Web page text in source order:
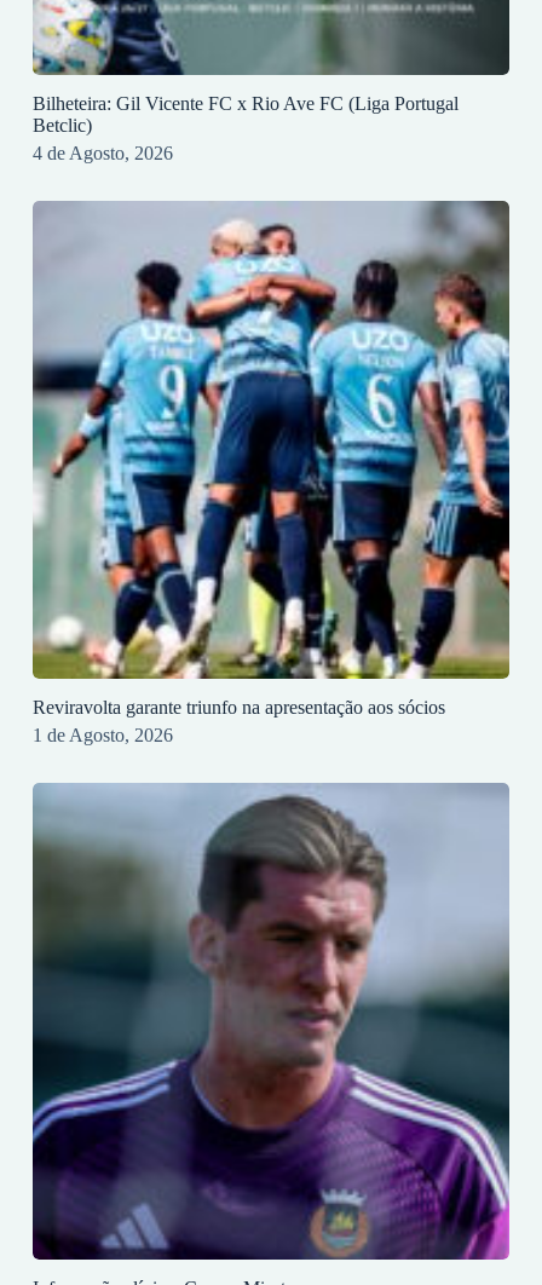
Bilheteira: Gil Vicente FC x Rio Ave FC (Liga Portugal
Betclic)
4 de Agosto, 2026
Reviravolta garante triunfo na apresentação aos sócios
1 de Agosto, 2026